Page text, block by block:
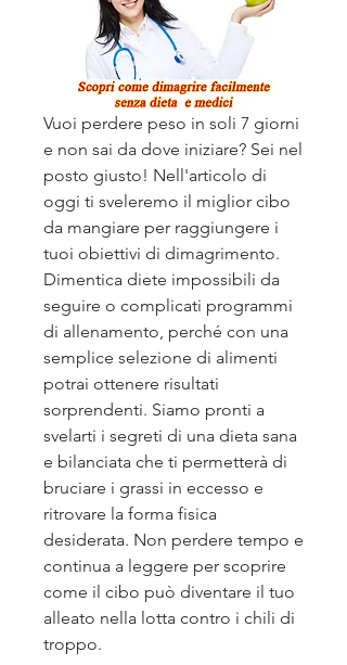
Vuoi perdere peso in soli 7 giorni
e non sai da dove iniziare? Sei nel
posto giusto! Nell'articolo di
oggi ti sveleremo il miglior cibo
da mangiare per raggiungere i
tuoi obiettivi di dimagrimento.
Dimentica diete impossibili da
seguire o complicati programmi
di allenamento, perché con una
semplice selezione di alimenti
potrai ottenere risultati
sorprendenti. Siamo pronti a
svelarti i segreti di una dieta sana
e bilanciata che ti permetterà di
bruciare i grassi in eccesso e
ritrovare la forma fisica
desiderata. Non perdere tempo e
continua a leggere per scoprire
come il cibo può diventare il tuo
alleato nella lotta contro i chili di
troppo.